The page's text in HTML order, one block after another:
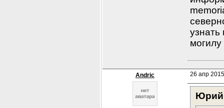
узнать
Andric 26 апр